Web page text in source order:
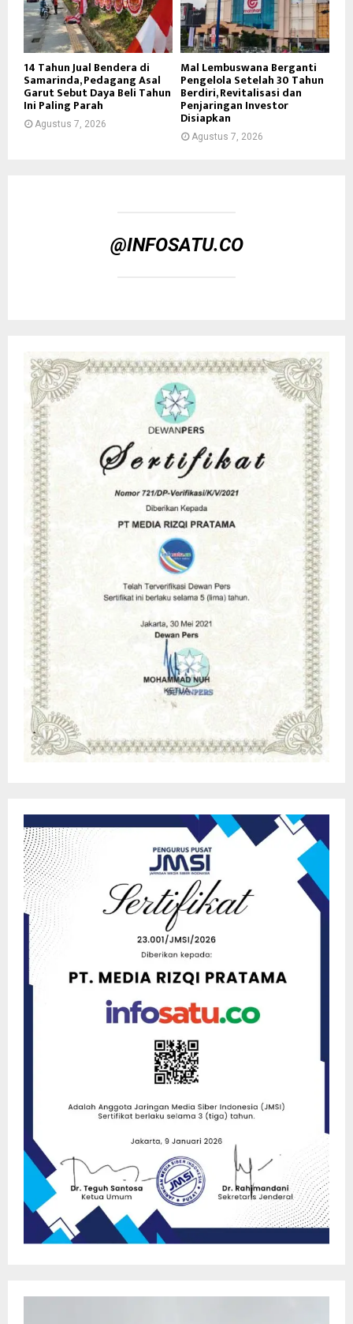
14 Tahun Jual Bendera di
Samarinda, Pedagang Asal
Garut Sebut Daya Beli Tahun
Ini Paling Parah
Agustus 7, 2026
Mal Lembuswana Berganti
Pengelola Setelah 30 Tahun
Berdiri, Revitalisasi dan
Penjaringan Investor
Disiapkan
Agustus 7, 2026
@INFOSATU.CO